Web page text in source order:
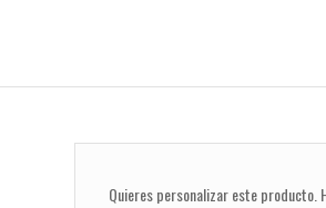
Quieres personalizar este producto.